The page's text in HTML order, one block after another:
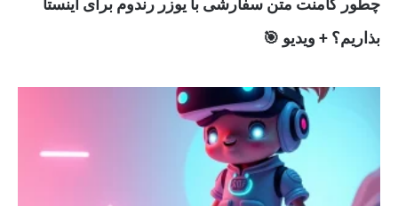
چطور کامنت متن سفارشی با یوزر رندوم برای اینستا
بذاریم؟ + ویدیو 🎯